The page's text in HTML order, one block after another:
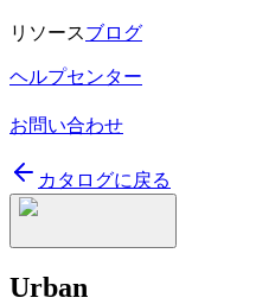
リソースブログ
ヘルプセンター
お問い合わせ
カタログに戻る
Urban